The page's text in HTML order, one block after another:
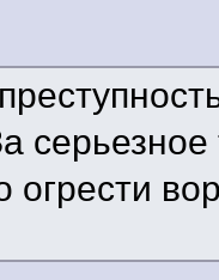
огрести